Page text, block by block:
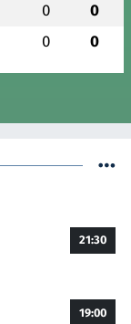
0 0
0 0
21:30
19:00